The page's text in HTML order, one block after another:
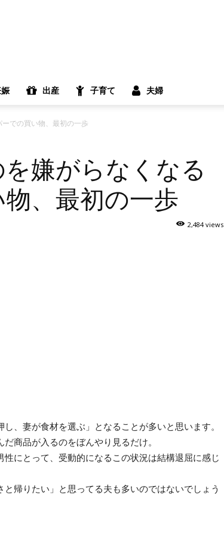
出産 子育て 夫婦
での買い物、最初の一歩
嫌がらなくなる
、最初の一歩
2,484 views
、妻が食材を選ぶ」となることが多いと思います。
商品が入るのをぼんやり見るだけ。
にとって、受動的になるこの状況は結構退屈に感じ
帰りたい」と思ってる夫も多いのではないでしょう